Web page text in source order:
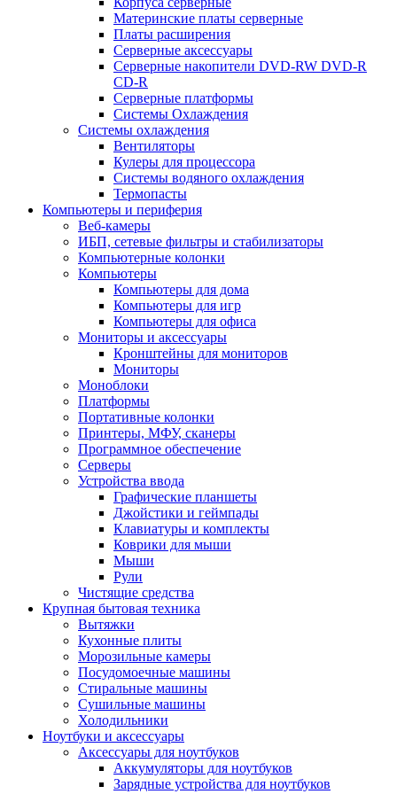
Материнские платы серверные
Платы расширения
Серверные аксессуары
Серверные накопители DVD-RW DVD-R
CD-R
Серверные платформы
Системы Охлаждения
Системы охлаждения
Вентиляторы
Кулеры для процессора
Системы водяного охлаждения
Термопасты
Компьютеры и периферия
Веб-камеры
ИБП, сетевые фильтры и стабилизаторы
Компьютерные колонки
Компьютеры
Компьютеры для дома
Компьютеры для игр
Компьютеры для офиса
Мониторы и аксессуары
Кронштейны для мониторов
Мониторы
Моноблоки
Платформы
Портативные колонки
Принтеры, МФУ, сканеры
Программное обеспечение
Серверы
Устройства ввода
Графические планшеты
Джойстики и геймпады
Клавиатуры и комплекты
Коврики для мыши
Мыши
Рули
Чистящие средства
Крупная бытовая техника
Вытяжки
Кухонные плиты
Морозильные камеры
Посудомоечные машины
Стиральные машины
Сушильные машины
Холодильники
Ноутбуки и аксессуары
Аксессуары для ноутбуков
Аккумуляторы для ноутбуков
Зарядные устройства для ноутбуков